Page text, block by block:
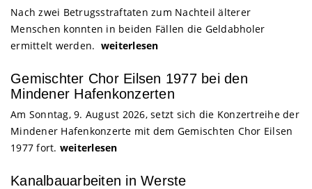
Nach zwei Betrugsstraftaten zum Nachteil älterer
Menschen konnten in beiden Fällen die Geldabholer
ermittelt werden. weiterlesen
Gemischter Chor Eilsen 1977 bei den
Mindener Hafenkonzerten
Am Sonntag, 9. August 2026, setzt sich die Konzertreihe der
Mindener Hafenkonzerte mit dem Gemischten Chor Eilsen
1977 fort. weiterlesen
Kanalbauarbeiten in Werste